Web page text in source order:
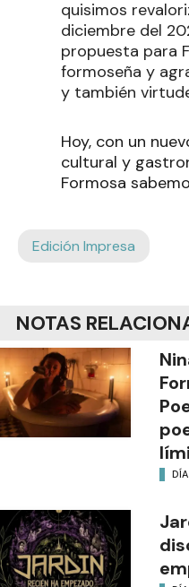
quisimos
diciembre del
propuesta para
formoseña y
y también
Hoy, con un
cultural y
Formosa
Edición Impresa
NOTAS